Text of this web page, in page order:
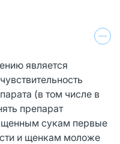
является
(в том числе в
препарат
сукам первые
и щенкам моложе